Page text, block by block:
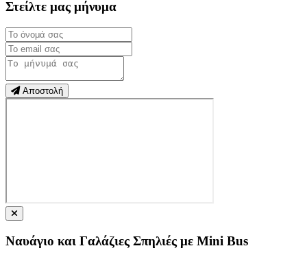
Στείλτε μας μήνυμα
Αποστολή
Ναυάγιο και Γαλάζιες Σπηλιές με Mini Bus